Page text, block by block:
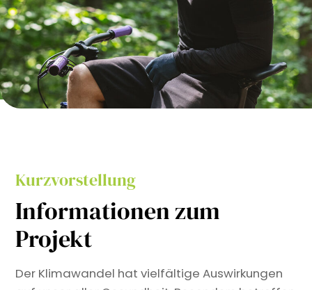
Kurzvorstellung
Informationen zum
Projekt
Der Klimawandel hat vielfältige Auswirkungen